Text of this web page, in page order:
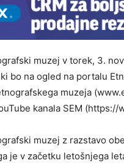
muzej v torek, 3.
bo na ogled na portalu
muzeja
kanala SEM
muzej z razstavo
je v začetku letošnjega